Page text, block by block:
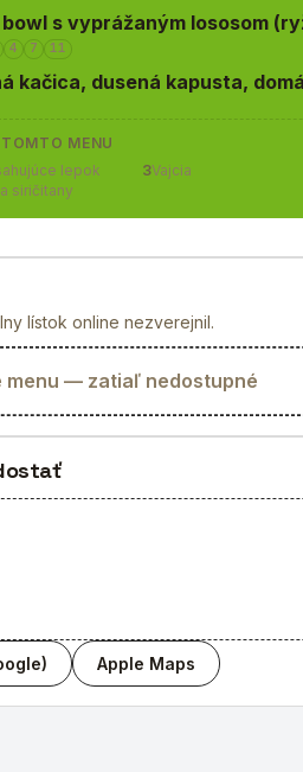
s vyprážaným lososom
4 7 11
kačica, dusená kapusta,
MENU
lepok 3Vajcia
siričitany
lístok online nezverejnil.
menu — zatiaľ nedostupné
Apple Maps